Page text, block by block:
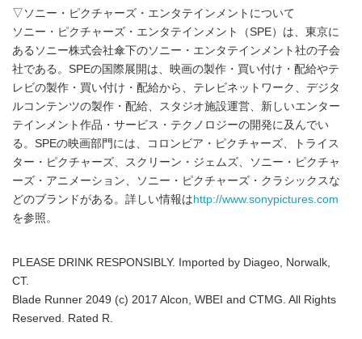
▽ソニー・ピクチャーズ・エンタテインメントについて
ソニー・ピクチャーズ・エンタテインメント（SPE）は、東京に
あるソニー株式会社傘下のソニー・エンタテインメント社の子会
社である。SPEの国際展開は、映画の製作・買い付け・配給やテ
レビの製作・買い付け・配給から、テレビネットワーク、デジタ
ルコンテンツの製作・配給、スタジオ施設運営、新しいエンター
テインメント作品・サービス・テクノロジーの開発に及んでい
る。SPEの映画部門には、コロンビア・ピクチャーズ、トライス
ター・ピクチャーズ、スクリーン・ジェムズ、ソニー・ピクチャ
ーズ・アニメーション、ソニー・ピクチャーズ・クラシックスな
どのブランドがある。詳しい情報は http://www.sonypictures.com
を参照。
PLEASE DRINK RESPONSIBLY. Imported by Diageo, Norwalk,
CT.
Blade Runner 2049 (c) 2017 Alcon, WBEI and CTMG. All Rights
Reserved. Rated R.